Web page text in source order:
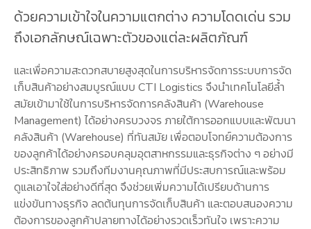
ด้วยความเข้าใจในความแตกต่าง ความโดดเด่น รวม
ถึงเอกลักษณ์เฉพาะตัวของแต่ละผลิตภัณฑ์
และเพื่อความสะดวกสบายสูงสุดในการบริหารจัดการระบบการจัด
เก็บสินค้าอย่างสมบูรณ์แบบ CTI Logistics จึงนำเทคโนโลยีล้ำ
สมัยเข้ามาใช้ในการบริหารจัดการคลังสินค้า (Warehouse
Management) ได้อย่างครบวงจร ภายใต้การออกแบบและพัฒนา
คลังสินค้า (Warehouse) ที่ทันสมัย เพื่อตอบโจทย์ความต้องการ
ของลูกค้าได้อย่างครอบคลุมอุตสาหกรรมและธุรกิจต่าง ๆ อย่างมี
ประสิทธิภาพ รวมถึงทีมงานคุณภาพที่มีประสบการณ์และพร้อม
ดูแลเอาใจใส่อย่างดีที่สุด จึงช่วยเพิ่มความได้เปรียบด้านการ
แข่งขันทางธุรกิจ ลดต้นทุนการจัดเก็บสินค้า และตอบสนองความ
ต้องการของลูกค้าปลายทางได้อย่างรวดเร็วทันใจ เพราะความ